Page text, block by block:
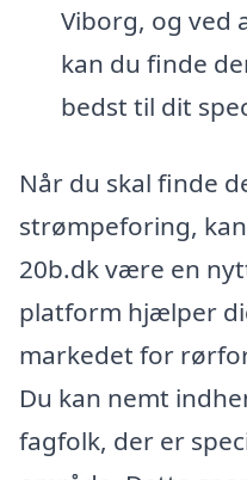
Viborg, og ved
kan du finde
bedst til dit
Når du skal finde
strømpeforing,
20b.dk være en
platform hjælper
markedet for
Du kan nemt
fagfolk, der er